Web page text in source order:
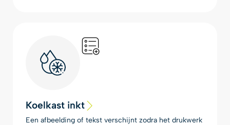
Koelkast inkt
Een afbeelding of tekst verschijnt zodra het drukwerk